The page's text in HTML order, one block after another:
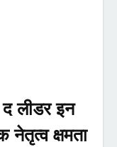
लीडर इन
नेतृत्व क्षमता